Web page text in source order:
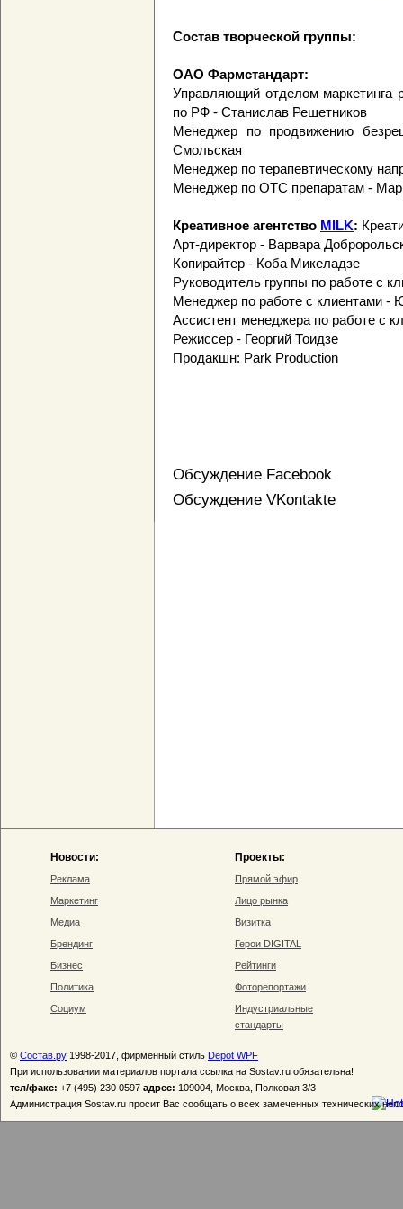
Состав творческой группы:
ОАО Фармстандарт:
Управляющий отделом маркетинга
по РФ - Станислав Решетников
Менеджер по продвижению
Смольская
Менеджер по терапевтическому
Менеджер по ОТС препаратам -
Креативное агентство MILK:
Арт-директор - Варвара
Копирайтер - Коба Микеладзе
Руководитель группы по работе с
Менеджер по работе с клиентами -
Ассистент менеджера по работе с
Режиссер - Георгий Тоидзе
Продакшн: Park Production
Обсуждение Facebook
Обсуждение VKontakte
Новости:
Реклама
Маркетинг
Медиа
Брендинг
Бизнес
Политика
Социум
Проекты:
Прямой эфир
Лицо рынка
Визитка
Герои DIGITAL
Рейтинги
Фоторепортажи
Индустриальные
стандарты
© Состав.ру 1998-2017, фирменный стиль Depot WPF
При использовании материалов портала ссылка на Sostav.ru обязательна!
тел/факс: +7 (495) 230 0597 адрес: 109004, Москва, Полковая 3/3
Администрация Sostav.ru просит Вас сообщать о всех замеченных технических